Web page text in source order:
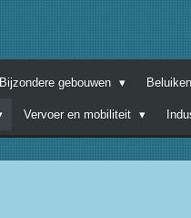
Bijzondere gebouwen Beluiken
Vervoer en mobiliteit